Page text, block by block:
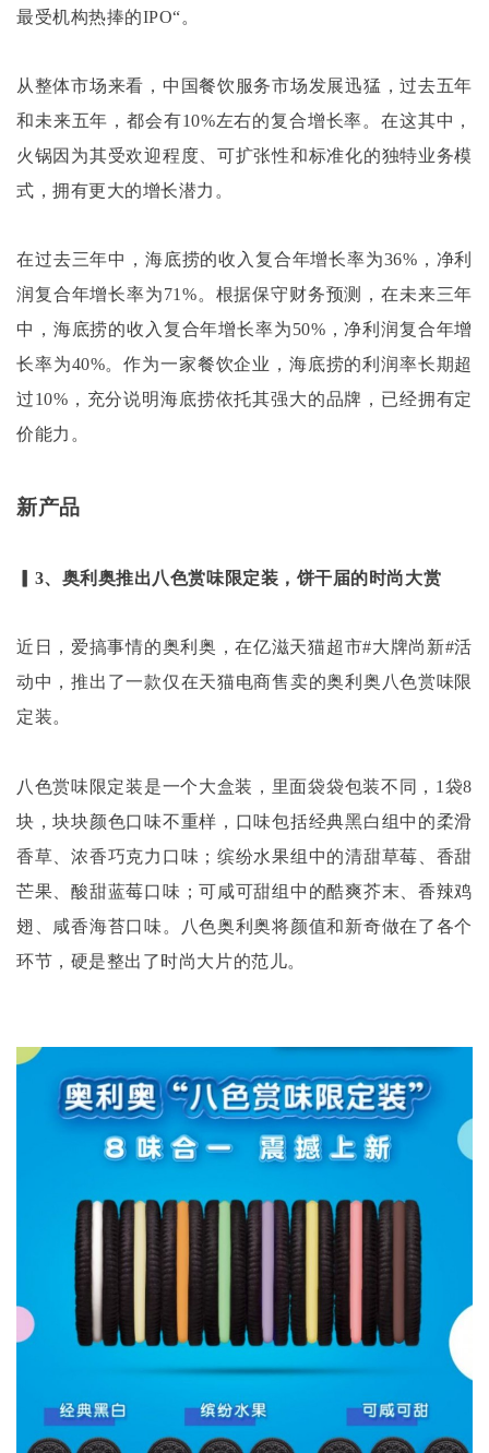
最受机构热捧的IPO“。
从整体市场来看，中国餐饮服务市场发展迅猛，过去五年
和未来五年，都会有10%左右的复合增长率。在这其中，
火锅因为其受欢迎程度、可扩张性和标准化的独特业务模
式，拥有更大的增长潜力。
在过去三年中，海底捞的收入复合年增长率为36%，净利
润复合年增长率为71%。根据保守财务预测，在未来三年
中，海底捞的收入复合年增长率为50%，净利润复合年增
长率为40%。作为一家餐饮企业，海底捞的利润率长期超
过10%，充分说明海底捞依托其强大的品牌，已经拥有定
价能力。
新产品
▎3、奥利奥推出八色赏味限定装，饼干届的时尚大赏
近日，爱搞事情的奥利奥，在亿滋天猫超市#大牌尚新#活
动中，推出了一款仅在天猫电商售卖的奥利奥八色赏味限
定装。
八色赏味限定装是一个大盒装，里面袋袋包装不同， 1袋8
块，块块颜色口味不重样，口味包括经典黑白组中的柔滑
香草、浓香巧克力口味；缤纷水果组中的清甜草莓、香甜
芒果、酸甜蓝莓口味；可咸可甜组中的酷爽芥末、香辣鸡
翅、咸香海苔口味。八色奥利奥将颜值和新奇做在了各个
环节，硬是整出了时尚大片的范儿。